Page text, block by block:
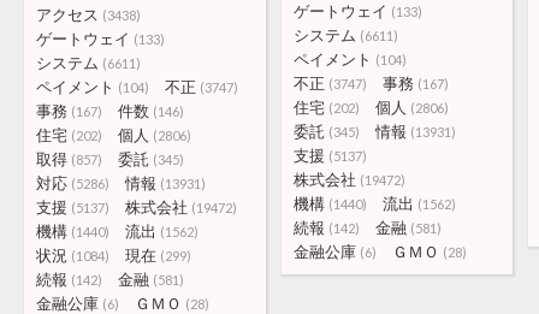
アクセス (3438)
ゲートウェイ (133)
システム (6611)
ペイメント (104) 不正 (3747)
事務 (167) 件数 (146)
住宅 (202) 個人 (2806)
取得 (857) 委託 (345)
対応 (5286) 情報 (13931)
支援 (5137) 株式会社 (19472)
機構 (1440) 流出 (1562)
状況 (1084) 現在 (299)
続報 (142) 金融 (581)
金融公庫 (6) ＧＭＯ (28)
ゲートウェイ (133)
システム (6611)
ペイメント (104)
不正 (3747) 事務 (167)
住宅 (202) 個人 (2806)
委託 (345) 情報 (13931)
支援 (5137)
株式会社 (19472)
機構 (1440) 流出 (1562)
続報 (142) 金融 (581)
金融公庫 (6) ＧＭＯ (28)